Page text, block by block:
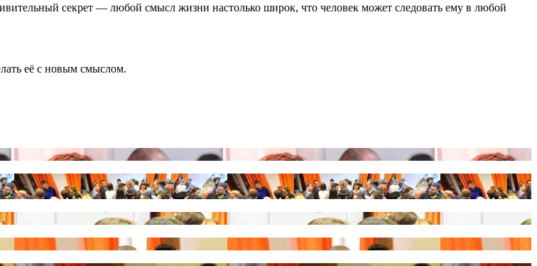
секрет — любой смысл жизни настолько широк, что человек может следовать ему в любой
её с новым смыслом.